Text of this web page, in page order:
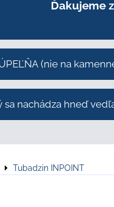
Ďakujeme
(nie na
nachádza hneď
Tubadzin INPOINT